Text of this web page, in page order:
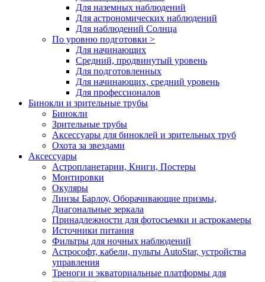
Для наземных наблюдений
Для астрономических наблюдений
Для наблюдений Солнца
По уровню подготовки >
Для начинающих
Средний, продвинутый уровень
Для подготовленных
Для начинающих, средний уровень
Для профессионалов
Бинокли и зрительные трубы
Бинокли
Зрительные трубы
Аксессуары для биноклей и зрительных труб
Охота за звездами
Аксессуары
Астропланетарии, Книги, Постеры
Монтировки
Окуляры
Линзы Барлоу, Оборачивающие призмы,
Диагональные зеркала
Принадлежности для фотосъемки и астрокамеры
Источники питания
Фильтры для ночных наблюдений
Астрософт, кабели, пульты AutoStar, устройства
управления
Треноги и экваториальные платформы для